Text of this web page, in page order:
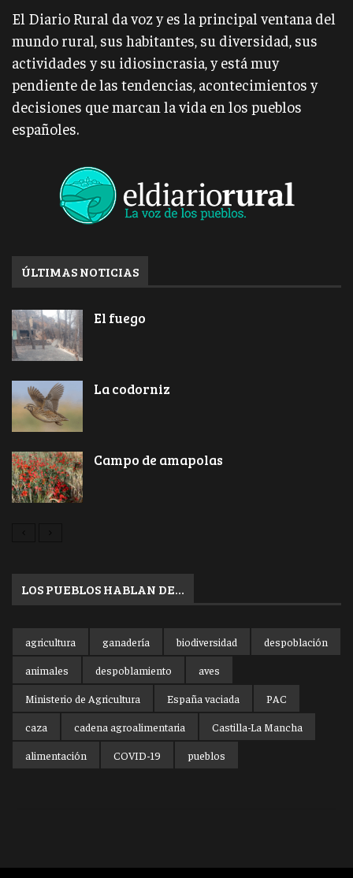
El Diario Rural da voz y es la principal ventana del
mundo rural, sus habitantes, su diversidad, sus
actividades y su idiosincrasia, y está muy
pendiente de las tendencias, acontecimientos y
decisiones que marcan la vida en los pueblos
españoles.
ÚLTIMAS NOTICIAS
El fuego
La codorniz
Campo de amapolas
LOS PUEBLOS HABLAN DE…
agricultura ganadería biodiversidad
despoblación
animales
despoblamiento
aves
Ministerio de Agricultura
España vaciada
PAC
caza
cadena agroalimentaria
Castilla-La Mancha
alimentación
COVID-19 pueblos